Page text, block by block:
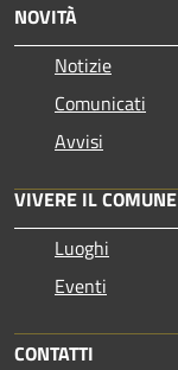
NOVITÀ
Notizie
Comunicati
Avvisi
VIVERE IL COMUNE
Luoghi
Eventi
CONTATTI